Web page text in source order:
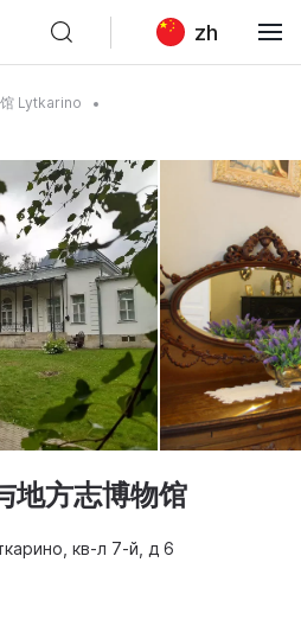
zh
Lytkarino
地方志博物馆
кв-л 7-й, д 6